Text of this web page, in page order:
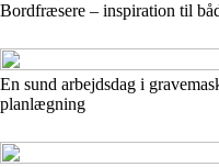
Bordfræsere – inspiration til
En sund arbejdsdag i
planlægning